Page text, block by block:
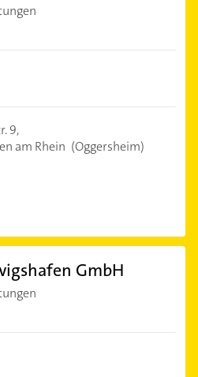
9,
am Rhein (Oggersheim)
GmbH